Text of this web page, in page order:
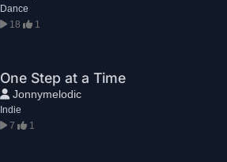
Dance
18
1
One Step at a Time
Jonnymelodic
Indie
7
1